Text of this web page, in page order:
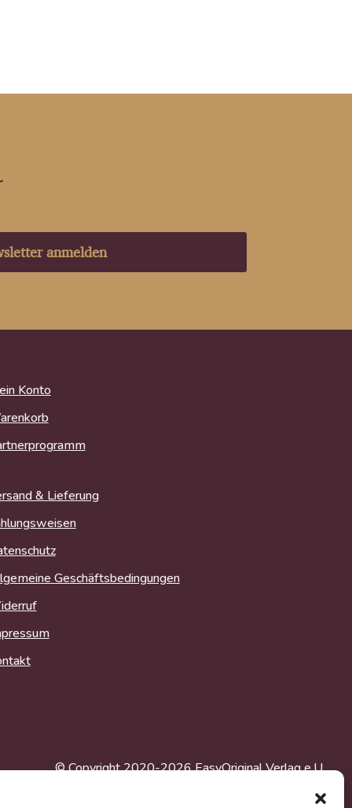
anmelden
Konto
& Lieferung
Geschäftsbedingungen
© Copyright 2020-2026 EasyOriginal Verlag e.U.
Webdesign & Webentwicklung – Multimediana